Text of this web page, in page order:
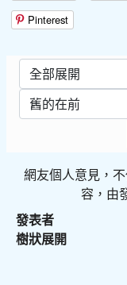
Pinterest
網友個人意見，
容，由
發表者
樹狀展開